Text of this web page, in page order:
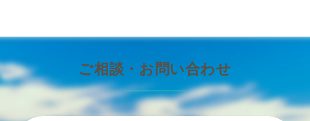
ご相談・お問い合わせ